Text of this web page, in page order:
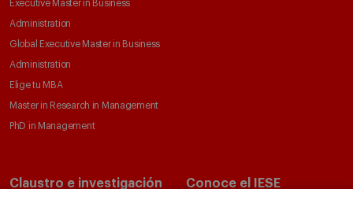
Executive Master in Business
Administration
Global Executive Master in Business
Administration
Elige tu MBA
Master in Research in Management
PhD in Management
Claustro e investigación Conoce el IESE